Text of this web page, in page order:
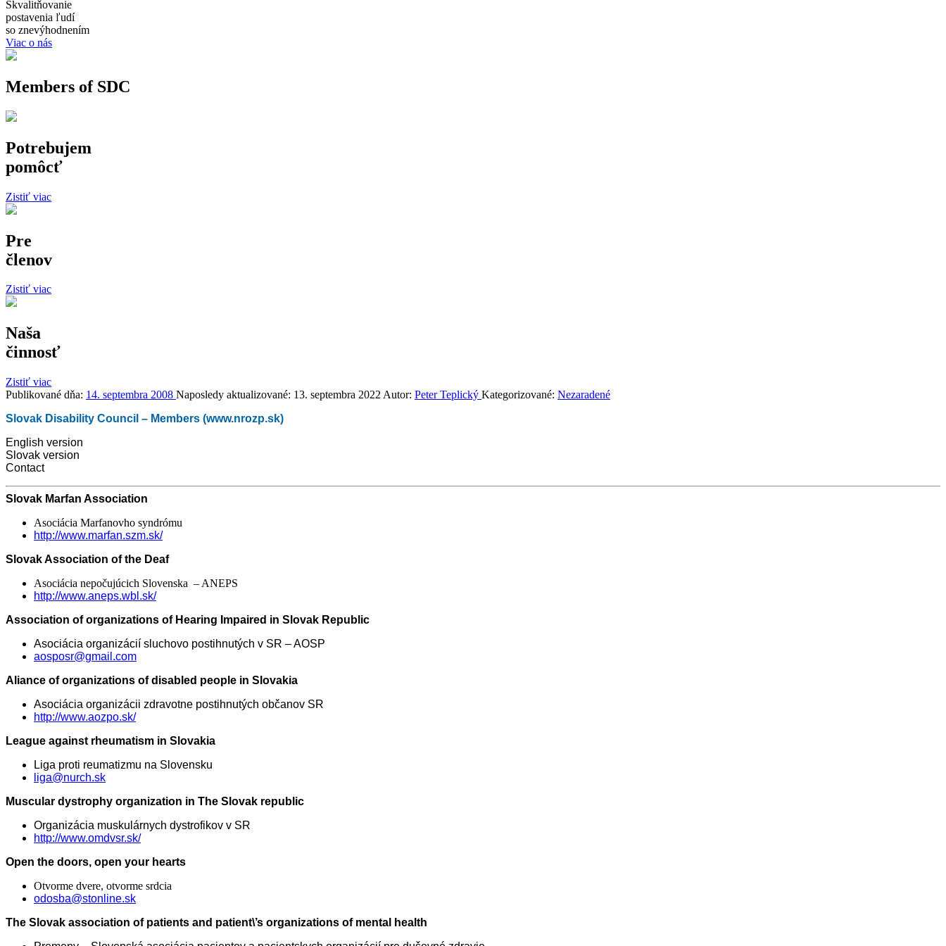
Skvalitňovanie
postavenia ľudí
so znevýhodnením
Viac o nás
Members of SDC
Potrebujem
pomôcť
Zistiť viac
Pre
členov
Zistiť viac
Naša
činnosť
Zistiť viac
Publikované dňa: 14. septembra 2008 Naposledy aktualizované: 13. septembra 2022 Autor: Peter Teplický Kategorizované: Nezaradené
Slovak Disability Council – Members (www.nrozp.sk)
English version
Slovak version
Contact
Slovak Marfan Association
Asociácia Marfanovho syndrómu
http://www.marfan.szm.sk/
Slovak Association of the Deaf
Asociácia nepočujúcich Slovenska – ANEPS
http://www.aneps.wbl.sk/
Association of organizations of Hearing Impaired in Slovak Republic
Asociácia organizácií sluchovo postihnutých v SR – AOSP
aosposr@gmail.com
Aliance of organizations of disabled people in Slovakia
Asociácia organizácii zdravotne postihnutých občanov SR
http://www.aozpo.sk/
League against rheumatism in Slovakia
Liga proti reumatizmu na Slovensku
liga@nurch.sk
Muscular dystrophy organization in The Slovak republic
Organizácia muskulárnych dystrofikov v SR
http://www.omdvsr.sk/
Open the doors, open your hearts
Otvorme dvere, otvorme srdcia
odosba@stonline.sk
The Slovak association of patients and patient\’s organizations of mental health